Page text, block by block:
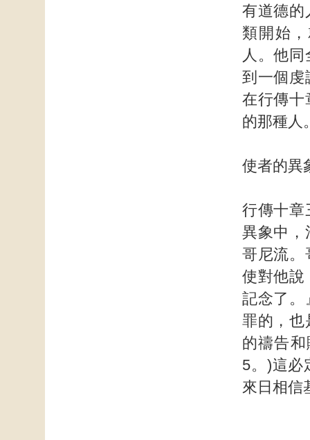
有道德的
類開始
人。他
到一個虔
在行傳十
的那種人
使者的異
行傳十章
異象中，
哥尼流。
使對他說
記念了。
罪的，也
的禱告
5。)這必
來日相信